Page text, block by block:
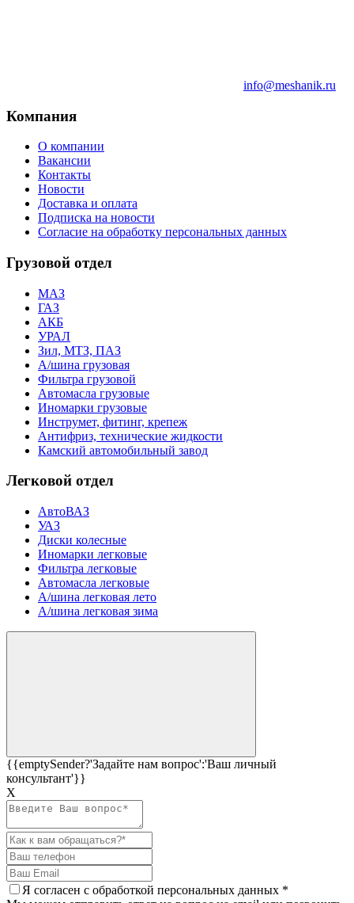
info@meshanik.ru
Компания
О компании
Вакансии
Контакты
Новости
Доставка и оплата
Подписка на новости
Согласие на обработку персональных данных
Грузовой отдел
МАЗ
ГАЗ
АКБ
УРАЛ
Зил, МТЗ, ПАЗ
А/шина грузовая
Фильтра грузовой
Автомасла грузовые
Иномарки грузовые
Инструмет, фитинг, крепеж
Антифриз, технические жидкости
Камский автомобильный завод
Легковой отдел
АвтоВАЗ
УАЗ
Диски колесные
Иномарки легковые
Фильтра легковые
Автомасла легковые
А/шина легковая лето
А/шина легковая зима
{{emptySender?'Задайте нам вопрос':'Ваш личный
консультант'}}
Х
Я согласен c обработкой персональных данных *